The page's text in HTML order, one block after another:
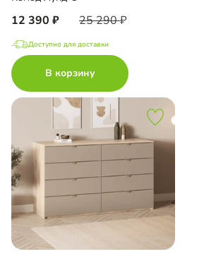
12 390 25 290
Доступно для доставки
В корзину